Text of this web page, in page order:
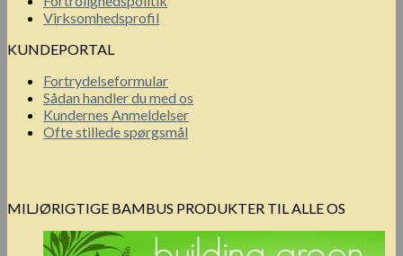
Virksomhedsprofil
KUNDEPORTAL
Fortrydelseformular
Sådan handler du med os
Kundernes Anmeldelser
Ofte stillede spørgsmål
MILJØRIGTIGE BAMBUS PRODUKTER TIL ALLE OS